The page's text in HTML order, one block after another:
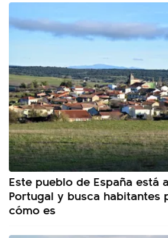
Este pueblo de España está
Portugal y busca habitantes
cómo es